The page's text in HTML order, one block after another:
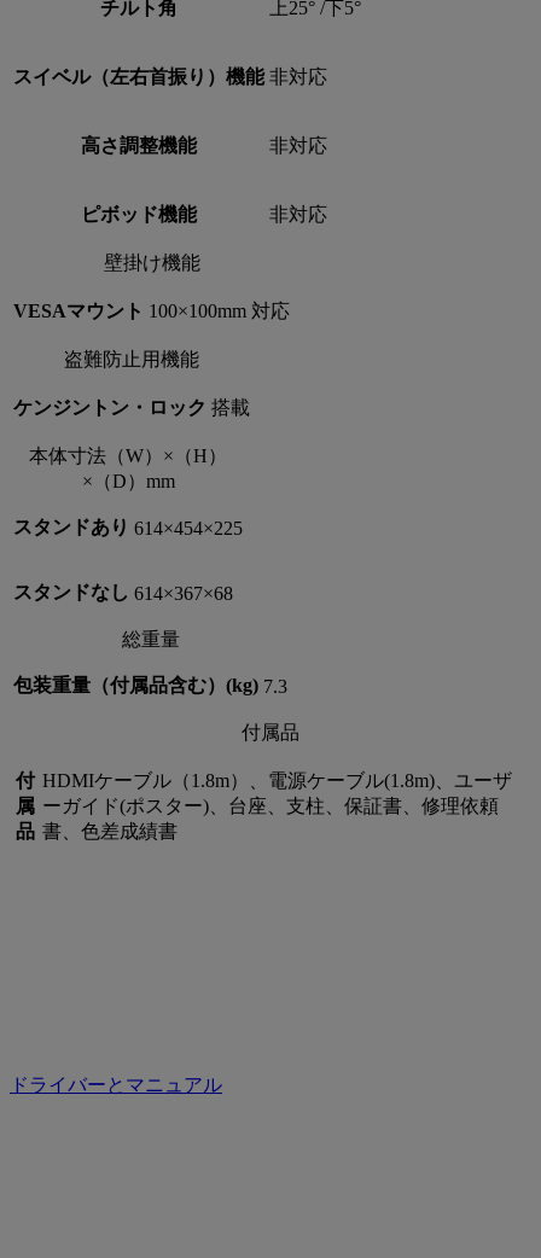
チルト角 上25° /下5°
スイベル（左右首振り）機能 非対応
高さ調整機能 非対応
ピボッド機能 非対応
壁掛け機能
VESAマウント 100×100mm 対応
盗難防止用機能
ケンジントン・ロック 搭載
本体寸法（W）×（H）
×（D）mm
スタンドあり 614×454×225
スタンドなし 614×367×68
総重量
包装重量（付属品含む）(kg) 7.3
付属品
付
属
品
HDMIケーブル（1.8m）、電源ケーブル(1.8m)、ユーザ
ーガイド(ポスター)、台座、支柱、保証書、修理依頼
書、色差成績書
ドライバーとマニュアル